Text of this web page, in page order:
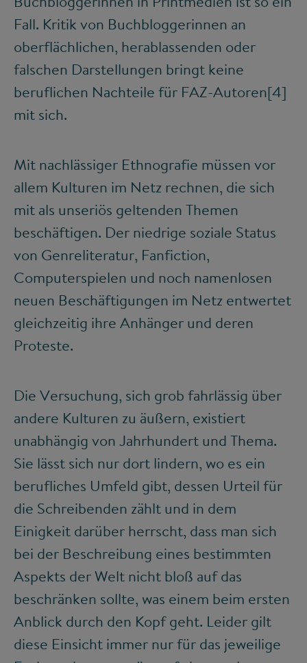
Fall. Kritik von Buchbloggerinnen an
oberflächlichen, herablassenden oder
falschen Darstellungen bringt keine
beruflichen Nachteile für FAZ-Autoren[4]
mit sich.
Mit nachlässiger Ethnografie müssen vor
allem Kulturen im Netz rechnen, die sich
mit als unseriös geltenden Themen
beschäftigen. Der niedrige soziale Status
von Genreliteratur, Fanfiction,
Computerspielen und noch namenlosen
neuen Beschäftigungen im Netz entwertet
gleichzeitig ihre Anhänger und deren
Proteste.
Die Versuchung, sich grob fahrlässig über
andere Kulturen zu äußern, existiert
unabhängig von Jahrhundert und Thema.
Sie lässt sich nur dort lindern, wo es ein
berufliches Umfeld gibt, dessen Urteil für
die Schreibenden zählt und in dem
Einigkeit darüber herrscht, dass man sich
bei der Beschreibung eines bestimmten
Aspekts der Welt nicht bloß auf das
beschränken sollte, was einem beim ersten
Anblick durch den Kopf geht. Leider gilt
diese Einsicht immer nur für das jeweilige